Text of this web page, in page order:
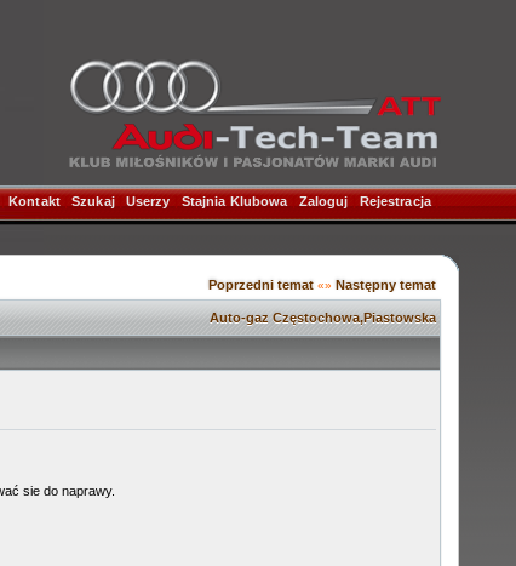
|Kontakt| Szukaj| Userzy Stajnia Klubowa Zaloguj Rejestracja
Poprzedni temat «» Następny temat
Auto-gaz Częstochowa,Piastowska
sie do naprawy.